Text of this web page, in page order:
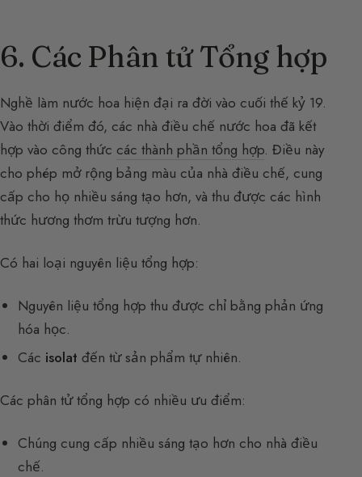
6. Các Phân tử Tổng hợp
Nghề làm nước hoa hiện đại ra đời vào cuối thế kỷ 19.
Vào thời điểm đó, các nhà điều chế nước hoa đã kết
hợp vào công thức các thành phần tổng hợp. Điều này
cho phép mở rộng bảng màu của nhà điều chế, cung
cấp cho họ nhiều sáng tạo hơn, và thu được các hình
thức hương thơm trừu tượng hơn.
Có hai loại nguyên liệu tổng hợp:
Nguyên liệu tổng hợp thu được chỉ bằng phản ứng
hóa học.
Các isolat đến từ sản phẩm tự nhiên.
Các phân tử tổng hợp có nhiều ưu điểm:
Chúng cung cấp nhiều sáng tạo hơn cho nhà điều
chế.